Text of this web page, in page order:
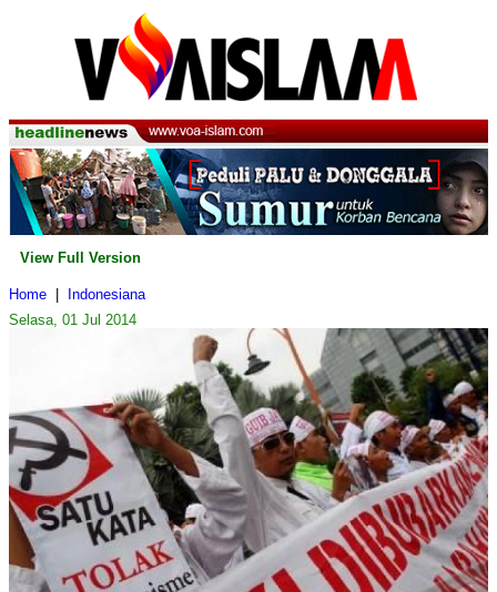
View Full Version
Home
Indonesiana
Selasa, 01 Jul 2014